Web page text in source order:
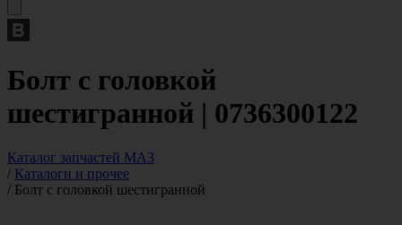
Болт с головкой
шестигранной | 0736300122
Каталог запчастей МАЗ
/ Каталоги и прочее
/ Болт с головкой шестигранной